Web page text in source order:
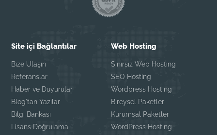
Site içi Bağlantılar
Bize Ulaşın
Referanslar
Haber ve Duyurular
Blog'tan Yazılar
Bilgi Bankası
Lisans Doğrulama
Web Hosting
Sınırsız Web Hosting
SEO Hosting
Wordpress Hosting
Bireysel Paketler
Kurumsal Paketler
WordPress Hosting